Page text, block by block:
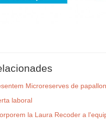
Microreserves de
laboral
la Laura Recoder a